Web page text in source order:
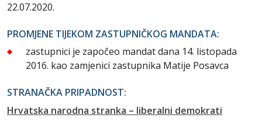
22.07.2020.
PROMJENE TIJEKOM ZASTUPNIČKOG MANDATA:
zastupnici je započeo mandat dana 14. listopada
2016. kao zamjenici zastupnika Matije Posavca
STRANAČKA PRIPADNOST:
Hrvatska narodna stranka – liberalni demokrati